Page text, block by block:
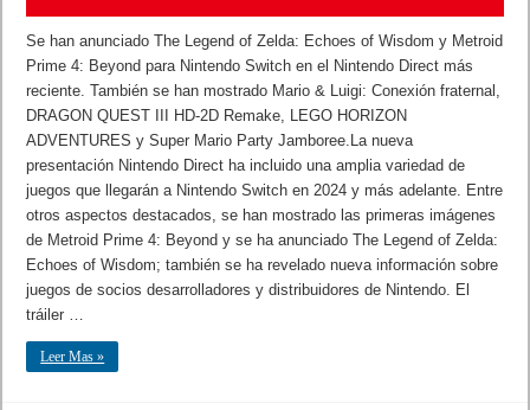
Se han anunciado The Legend of Zelda: Echoes of Wisdom y Metroid
Prime 4: Beyond para Nintendo Switch en el Nintendo Direct más
reciente. También se han mostrado Mario & Luigi: Conexión fraternal,
DRAGON QUEST III HD-2D Remake, LEGO HORIZON
ADVENTURES y Super Mario Party Jamboree.La nueva
presentación Nintendo Direct ha incluido una amplia variedad de
juegos que llegarán a Nintendo Switch en 2024 y más adelante. Entre
otros aspectos destacados, se han mostrado las primeras imágenes
de Metroid Prime 4: Beyond y se ha anunciado The Legend of Zelda:
Echoes of Wisdom; también se ha revelado nueva información sobre
juegos de socios desarrolladores y distribuidores de Nintendo. El
tráiler …
Leer Mas »